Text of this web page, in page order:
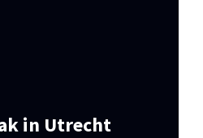
in Utrecht